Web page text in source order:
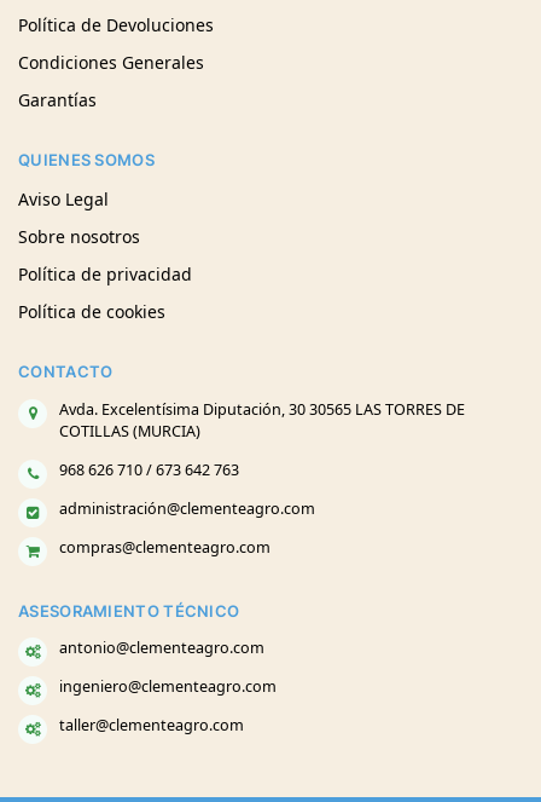
Política de Devoluciones
Condiciones Generales
Garantías
QUIENES SOMOS
Aviso Legal
Sobre nosotros
Política de privacidad
Política de cookies
CONTACTO
Avda. Excelentísima Diputación, 30 30565 LAS TORRES DE
COTILLAS (MURCIA)
968 626 710 / 673 642 763
administración@clementeagro.com
compras@clementeagro.com
ASESORAMIENTO TÉCNICO
antonio@clementeagro.com
ingeniero@clementeagro.com
taller@clementeagro.com